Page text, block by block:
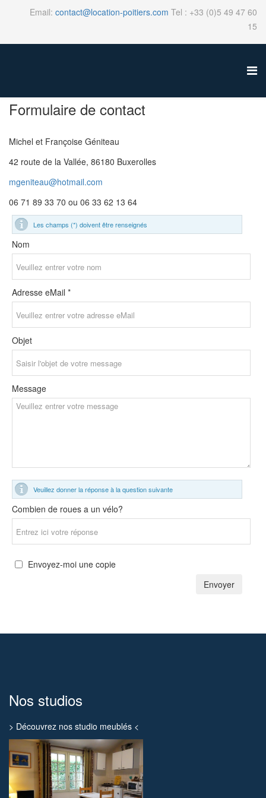
Email: contact@location-poitiers.com Tel : +33 (0)5 49 47 60
15
Formulaire de contact
Michel et Françoise Géniteau
42 route de la Vallée, 86180 Buxerolles
mgeniteau@hotmail.com
06 71 89 33 70 ou 06 33 62 13 64
Les champs (*) doivent être renseignés
Nom
Adresse eMail *
Objet
Message
Veuillez donner la réponse à la question suivante
Combien de roues a un vélo?
Envoyez-moi une copie
Envoyer
Nos studios
> Découvrez nos studio meublés <